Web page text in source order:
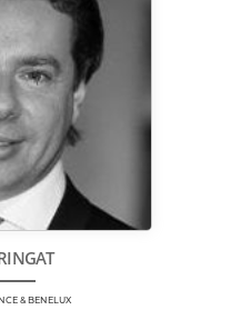
& BENELUX